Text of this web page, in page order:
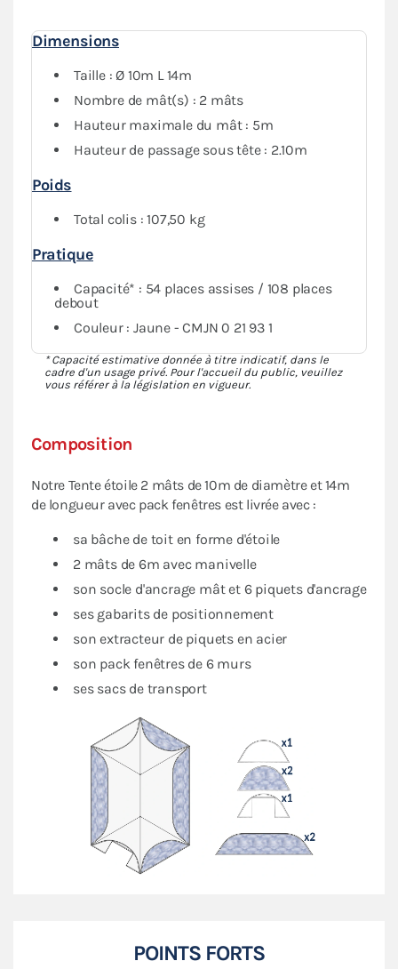
Composition
Notre Tente étoile 2 mâts de 10m de diamètre et 14m
de longueur avec pack fenêtres est livrée avec :
sa bâche de toit en forme d'étoile
2 mâts de 6m avec manivelle
son socle d'ancrage mât et 6 piquets d'ancrage
ses gabarits de positionnement
son extracteur de piquets en acier
son pack fenêtres de 6 murs
ses sacs de transport
Dimensions
Taille : Ø 10m L 14m
Nombre de mât(s) : 2 mâts
Hauteur maximale du mât : 5m
Hauteur de passage sous tête : 2.10m
Poids
Total colis : 107,50 kg
Pratique
Capacité* : 54 places assises / 108 places
debout
Couleur : Jaune - CMJN 0 21 93 1
* Capacité estimative donnée à titre indicatif, dans le
cadre d'un usage privé. Pour l'accueil du public, veuillez
vous référer à la législation en vigueur.
POINTS FORTS